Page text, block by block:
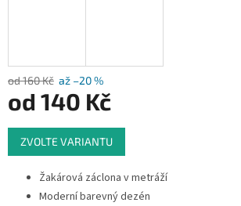
od 160 Kč až –20 %
od 140 Kč
Měrná
cena:
ZVOLTE VARIANTU
Žakárová záclona v metráží
Moderní barevný dezén